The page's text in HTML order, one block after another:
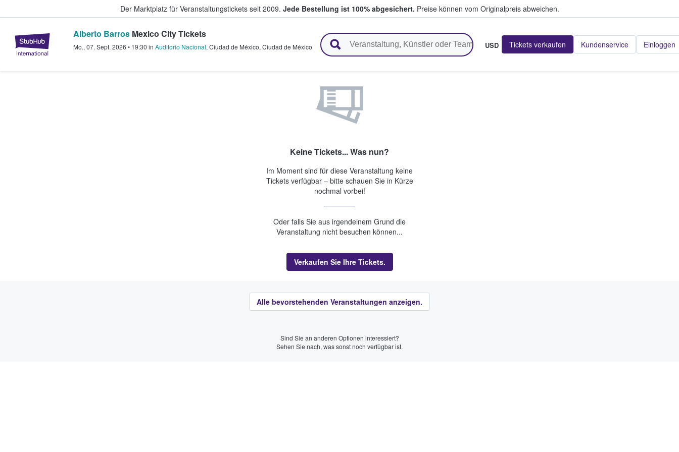
Der Marktplatz für Veranstaltungstickets seit 2009. Jede Bestellung ist 100% abgesichert. Preise können vom Originalpreis abweichen.
StubHub - Wo Fans Tickets kaufen & verkaufen
Alberto Barros Mexico City Tickets
Mo., 07. Sept. 2026 • 19:30 in Auditorio Nacional, Ciudad de México, Ciudad de México USD Tickets verkaufen Kundenservice Einloggen
Keine Tickets... Was nun?
Im Moment sind für diese Veranstaltung keine
Tickets verfügbar – bitte schauen Sie in Kürze
nochmal vorbei!
Oder falls Sie aus irgendeinem Grund die
Veranstaltung nicht besuchen können...
Verkaufen Sie Ihre Tickets.
Alle bevorstehenden Veranstaltungen anzeigen.
Sind Sie an anderen Optionen interessiert?
Sehen Sie nach, was sonst noch verfügbar ist.